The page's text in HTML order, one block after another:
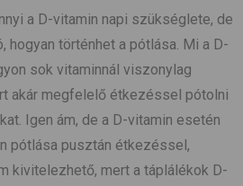
a D-vitamin napi szükséglete, de
hogyan történhet a pótlása. Mi a D-
sok vitaminnál viszonylag
akár megfelelő étkezéssel pótolni
Igen ám, de a D-vitamin esetén
pótlása pusztán étkezéssel,
kivitelezhető, mert a táplálékok D-